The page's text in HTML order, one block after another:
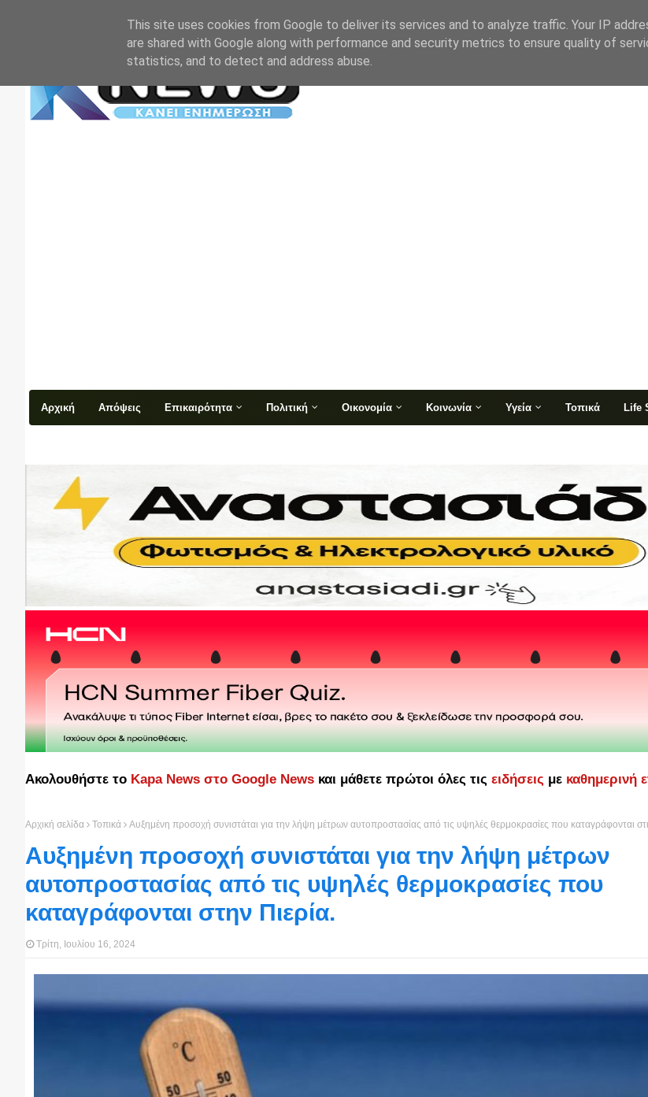
Αρχική Απόψεις Επικαιρότητα Πολιτική Οικονομία Κοινωνία Υγεία Τοπικά Life
Ακολουθήστε το Kapa News στο Google News και μάθετε πρώτοι όλες τις ειδήσεις με καθημερινή
Αρχική σελίδα Τοπικά Αυξημένη προσοχή συνιστάται για την λήψη μέτρων αυτοπροστασίας από τις υψηλές θερμοκρασίες που καταγράφονται
Αυξημένη προσοχή συνιστάται για την λήψη μέτρων
αυτοπροστασίας από τις υψηλές θερμοκρασίες που
καταγράφονται στην Πιερία.
Τρίτη, Ιουλίου 16, 2024
This site uses cookies from Google to deliver its services and to analyze traffic. Your IP
are shared with Google along with performance and security metrics to ensure quality of
statistics, and to detect and address abuse.